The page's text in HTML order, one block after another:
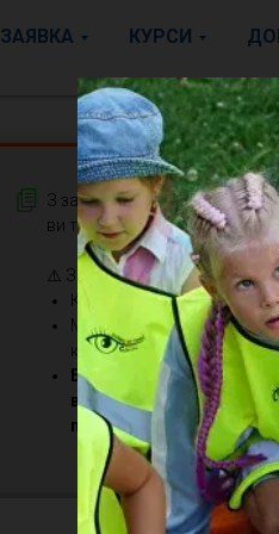
ЗАЯВКА КУРСИ
З запропонованих варіантів,
ви точно зможете
⚠️ Зверніть увагу:
Кількість місць
Ми плануємо відкрити
кількості бажаючих
Будь ласка, не
відвідувати заняття. Це
потрапити до групи